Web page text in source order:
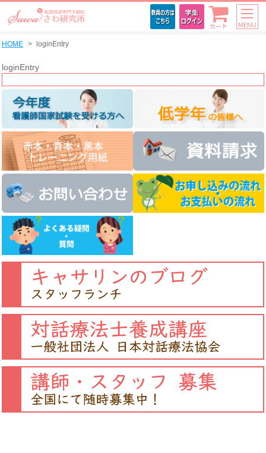
カート MENU
HOME loginEntry
loginEntry